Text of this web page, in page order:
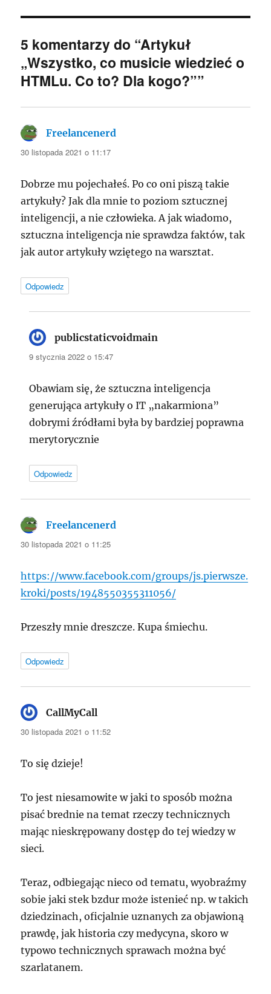
5 komentarzy do “Artykuł
„Wszystko, co musicie wiedzieć o
HTMLu. Co to? Dla kogo?””
Freelancenerd
30 listopada 2021 o 11:17
Dobrze mu pojechałeś. Po co oni piszą takie
artykuły? Jak dla mnie to poziom sztucznej
inteligencji, a nie człowieka. A jak wiadomo,
sztuczna inteligencja nie sprawdza faktów, tak
jak autor artykuły wziętego na warsztat.
Odpowiedz
publicstaticvoidmain
9 stycznia 2022 o 15:47
Obawiam się, że sztuczna inteligencja
generująca artykuły o IT „nakarmiona”
dobrymi źródłami była by bardziej poprawna
merytorycznie
Odpowiedz
Freelancenerd
30 listopada 2021 o 11:25
https://www.facebook.com/groups/js.pierwsze.
kroki/posts/1948550355311056/
Przeszły mnie dreszcze. Kupa śmiechu.
Odpowiedz
CallMyCall
30 listopada 2021 o 11:52
To się dzieje!
To jest niesamowite w jaki to sposób można
pisać brednie na temat rzeczy technicznych
mając nieskrępowany dostęp do tej wiedzy w
sieci.
Teraz, odbiegając nieco od tematu, wyobraźmy
sobie jaki stek bzdur może istenieć np. w takich
dziedzinach, oficjalnie uznanych za objawioną
prawdę, jak historia czy medycyna, skoro w
typowo technicznych sprawach można być
szarlatanem.